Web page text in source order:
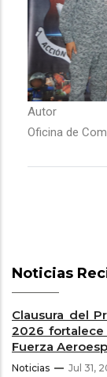
Autor
Oficina de
Noticias
Clausura del
2026 fortalece
Fuerza
Noticias Jul 31,